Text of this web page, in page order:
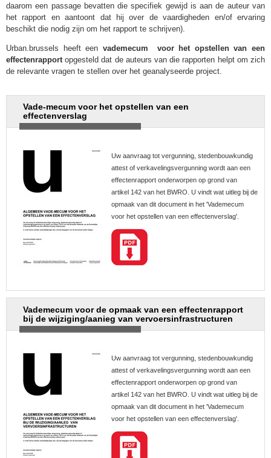
daarom een passage bevatten die specifiek gewijd is aan de auteur van
het rapport en aantoont dat hij over de vaardigheden en/of ervaring
beschikt die nodig zijn om het rapport te schrijven).
Urban.brussels heeft een vademecum
voor het opstellen van een
effectenrapport opgesteld dat de auteurs van die rapporten helpt om zich
de relevante vragen te stellen over het geanalyseerde project.
Vade-mecum voor het opstellen van een
effectenverslag
Uw aanvraag tot vergunning, stedenbouwkundig
attest of verkavelingsvergunning wordt aan een
effectenrapport onderworpen op grond van
artikel 142 van het BWRO. U vindt wat uitleg bij de
opmaak van dit document in het 'Vademecum
voor het opstellen van een effectenverslag'.
Vademecum voor de opmaak van een effectenrapport
bij de wijziging/aanieg van vervoersinfrastructuren
Uw aanvraag tot vergunning, stedenbouwkundig
attest of verkavelingsvergunning wordt aan een
effectenrapport onderworpen op grond van
artikel 142 van het BWRO. U vindt wat uitleg bij de
opmaak van dit document in het 'Vademecum
voor het opstellen van een effectenverslag'.